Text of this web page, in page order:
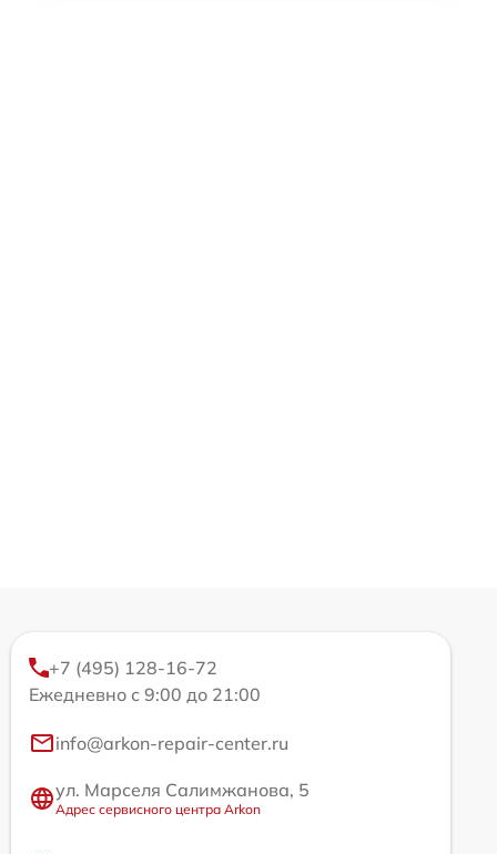
+7 (495) 128-16-72
Ежедневно с 9:00 до 21:00
info@arkon-repair-center.ru
ул. Марселя Салимжанова, 5
Адрес сервисного центра Arkon